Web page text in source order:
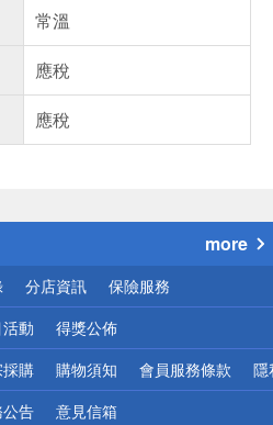
常溫
應稅
應稅
小心！
more
分店資訊 保險服務
動 得獎公佈
購 購物須知 會員服務條款 隱
告 意見信箱